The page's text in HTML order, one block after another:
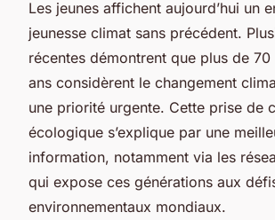
Les jeunes affichent aujourd’hui un
jeunesse climat sans précédent.
récentes démontrent que plus de
ans considèrent le changement
une priorité urgente. Cette prise de
écologique s’explique par une
information, notamment via les
qui expose ces générations aux
environnementaux mondiaux.